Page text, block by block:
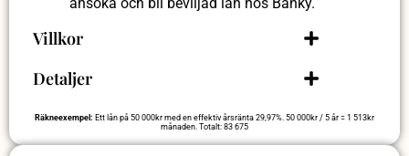
Villkor
Detaljer
Räkneexempel: Ett lån på 50 000kr med en effektiv årsränta 29,97%. 50 000kr / 5 år = 1 513kr
månaden. Totalt: 83 675